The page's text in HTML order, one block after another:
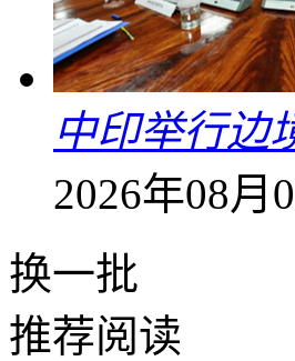
中印举行边
2026年08月
换一批
推荐阅读